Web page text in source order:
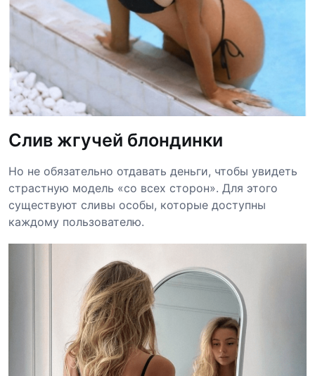
Слив жгучей блондинки
Но не обязательно отдавать деньги, чтобы увидеть
страстную модель «со всех сторон». Для этого
существуют сливы особы, которые доступны
каждому пользователю.